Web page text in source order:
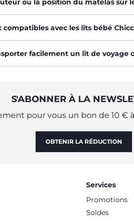
BÉBÉ CHICCO : UNE
ou les déplacements,les
est conçu pour allier sécurité,
ou la position du matelas sur
compatibles avec les lits bébé
facilement un lit de voyage
S'ABONNER À LA
pour vous un bon de 10 €
OBTENIR LA RÉDUCTION
Services
Promotions
Soldes